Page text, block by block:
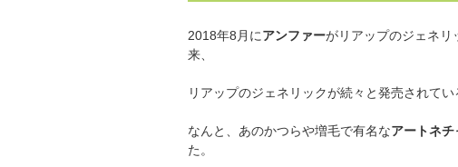
2018年8月にアンファーがリアップのジェネリ
来、
リアップのジェネリックが続々と発売されてい
なんと、あのかつらや増毛で有名なアートネチ
た。